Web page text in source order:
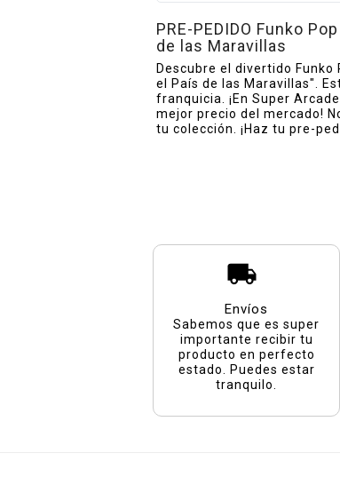
PRE-PEDIDO Funko
de las Maravillas
Descubre el divertido
el País de las Maravillas".
franquicia. ¡En Super
mejor precio del mercado!
tu colección. ¡Haz tu pre-
Envíos
Sabemos que es super
importante recibir tu
producto en perfecto
estado. Puedes estar
tranquilo.